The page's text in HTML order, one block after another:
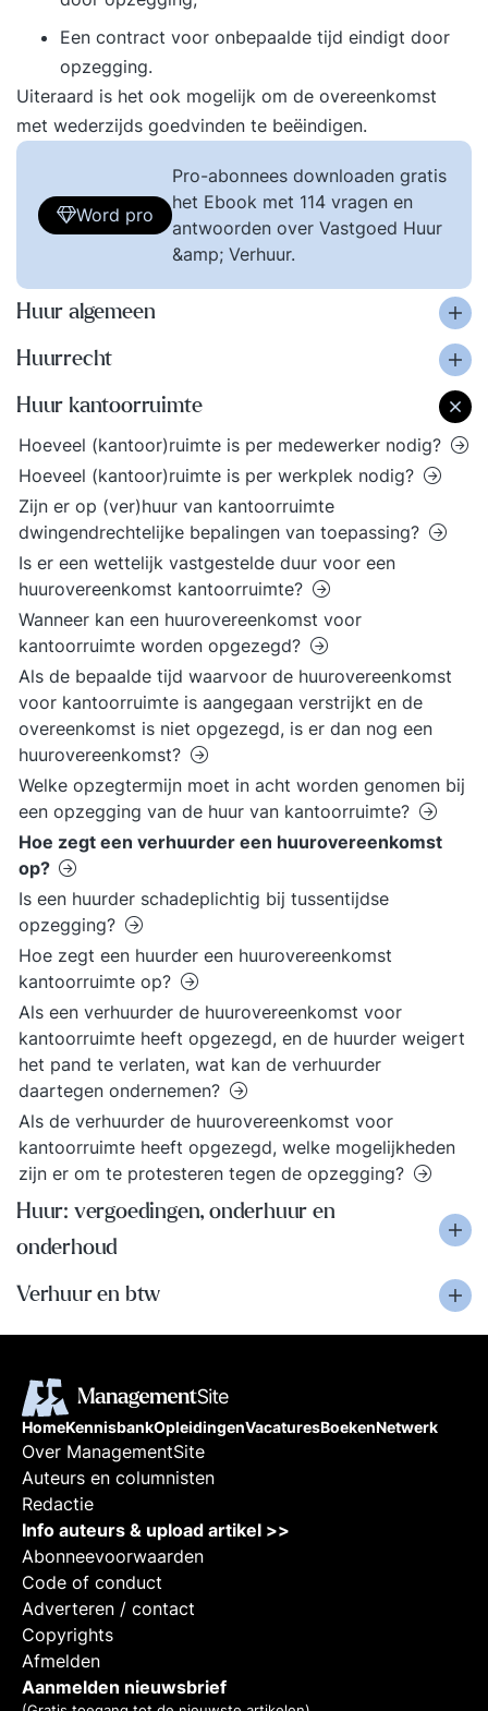
Een contract voor onbepaalde tijd eindigt door
opzegging.
Uiteraard is het ook mogelijk om de overeenkomst
met wederzijds goedvinden te beëindigen.
Word pro
Pro-abonnees downloaden gratis
het Ebook met 114 vragen en
antwoorden over Vastgoed Huur
&amp; Verhuur.
Huur algemeen
Huurrecht
Huur kantoorruimte
Hoeveel (kantoor)ruimte is per medewerker nodig?
Hoeveel (kantoor)ruimte is per werkplek nodig?
Zijn er op (ver)huur van kantoorruimte
dwingendrechtelijke bepalingen van toepassing?
Is er een wettelijk vastgestelde duur voor een
huurovereenkomst kantoorruimte?
Wanneer kan een huurovereenkomst voor
kantoorruimte worden opgezegd?
Als de bepaalde tijd waarvoor de huurovereenkomst
voor kantoorruimte is aangegaan verstrijkt en de
overeenkomst is niet opgezegd, is er dan nog een
huurovereenkomst?
Welke opzegtermijn moet in acht worden genomen bij
een opzegging van de huur van kantoorruimte?
Hoe zegt een verhuurder een huurovereenkomst
op?
Is een huurder schadeplichtig bij tussentijdse
opzegging?
Hoe zegt een huurder een huurovereenkomst
kantoorruimte op?
Als een verhuurder de huurovereenkomst voor
kantoorruimte heeft opgezegd, en de huurder weigert
het pand te verlaten, wat kan de verhuurder
daartegen ondernemen?
Als de verhuurder de huurovereenkomst voor
kantoorruimte heeft opgezegd, welke mogelijkheden
zijn er om te protesteren tegen de opzegging?
Huur: vergoedingen, onderhuur en
onderhoud
Verhuur en btw
HomeKennisbankOpleidingenVacaturesBoekenNetwerk
Over ManagementSite
Auteurs en columnisten
Redactie
Info auteurs & upload artikel >>
Abonneevoorwaarden
Code of conduct
Adverteren / contact
Copyrights
Afmelden
Aanmelden nieuwsbrief